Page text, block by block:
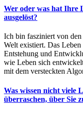
Wer oder was hat Ihre
ausgelöst?
Ich bin fasziniert von
Welt existiert. Das
Entstehung und
wie Leben sich
mit dem versteckten
Was wissen nicht viele
überraschen, über Sie